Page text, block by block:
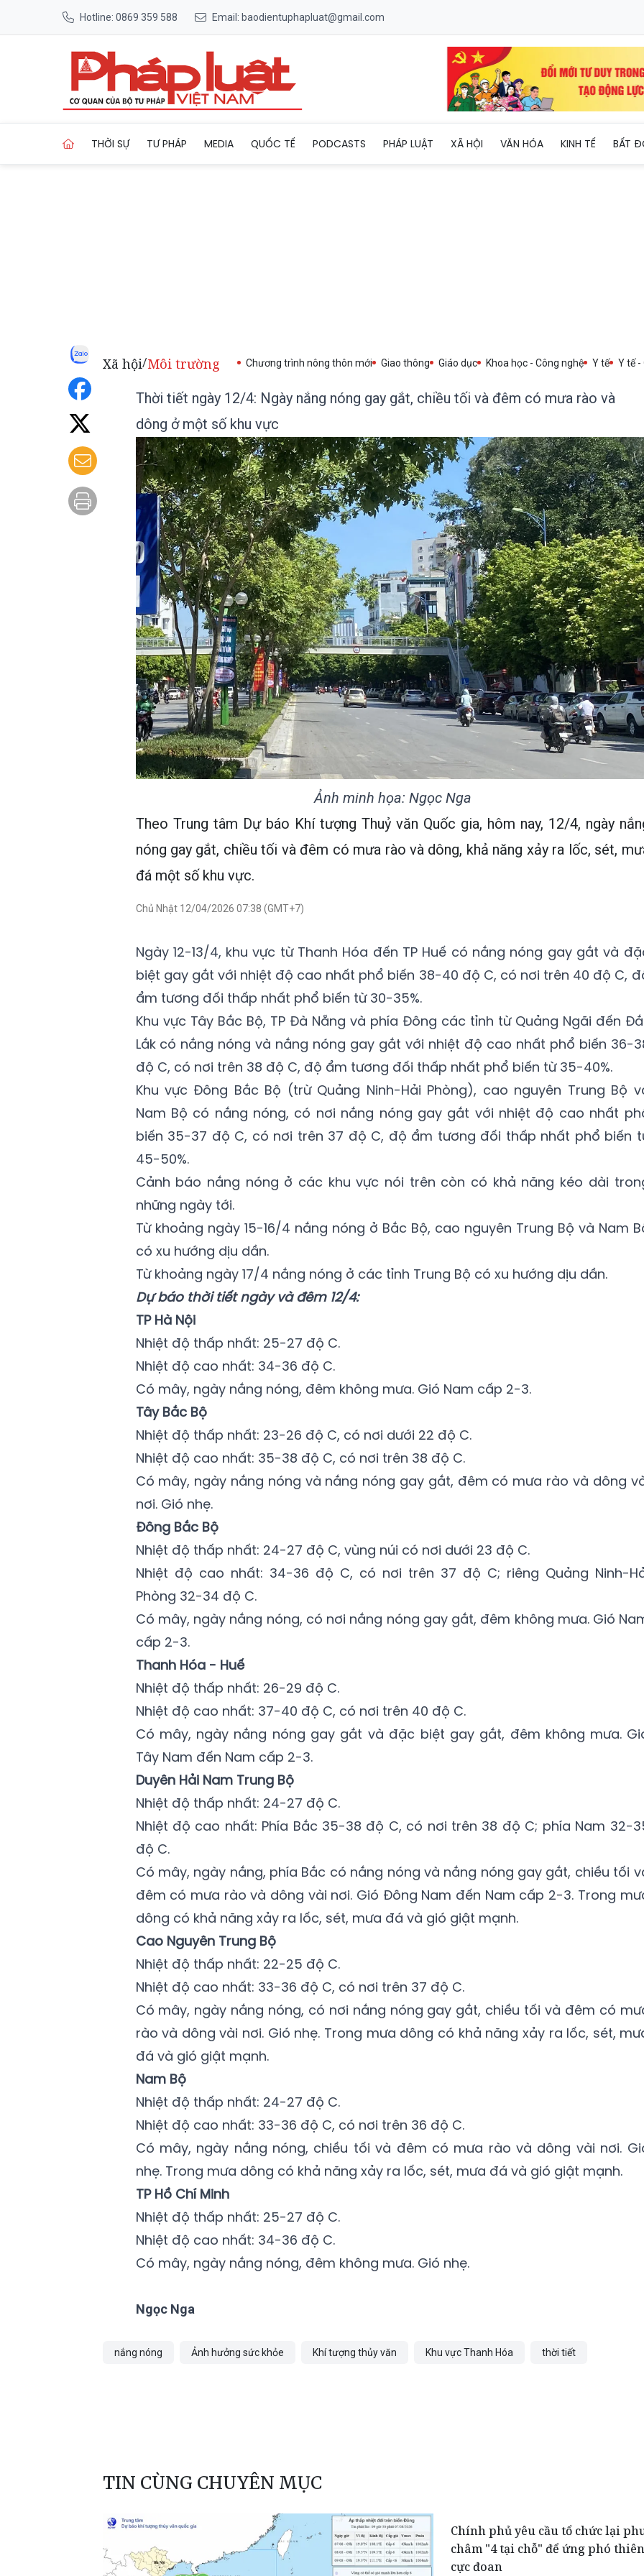
Hotline: 0869 359 588 Email: baodientuphapluat@gmail.com
THỜI SỰ TƯ PHÁP MEDIA QUỐC TẾ PODCASTS PHÁP LUẬT XÃ HỘI VĂN HÓA KINH TẾ BẤT
Xã hội/Môi trường Chương trình nông thôn mới Giao thông Giáo dục Khoa học - Công nghệ Y tế Y tế -
Thời tiết ngày 12/4: Ngày nắng nóng gay gắt, chiều tối và đêm có mưa rào và
dông ở một số khu vực
Ảnh minh họa: Ngọc Nga
Theo Trung tâm Dự báo Khí tượng Thuỷ văn Quốc gia, hôm nay, 12/4, ngày
nóng gay gắt, chiều tối và đêm có mưa rào và dông, khả năng xảy ra lốc, sét,
đá một số khu vực.
Chủ Nhật 12/04/2026 07:38 (GMT+7)
Ngày 12-13/4, khu vực từ Thanh Hóa đến TP Huế có nắng nóng gay gắt và
biệt gay gắt với nhiệt độ cao nhất phổ biến 38-40 độ C, có nơi trên 40 độ C,
ẩm tương đối thấp nhất phổ biến từ 30-35%.
Khu vực Tây Bắc Bộ, TP Đà Nẵng và phía Đông các tỉnh từ Quảng Ngãi đến
Lắk có nắng nóng và nắng nóng gay gắt với nhiệt độ cao nhất phổ biến 36-
độ C, có nơi trên 38 độ C, độ ẩm tương đối thấp nhất phổ biến từ 35-40%.
Khu vực Đông Bắc Bộ (trừ Quảng Ninh-Hải Phòng), cao nguyên Trung Bộ
Nam Bộ có nắng nóng, có nơi nắng nóng gay gắt với nhiệt độ cao nhất
biến 35-37 độ C, có nơi trên 37 độ C, độ ẩm tương đối thấp nhất phổ biến
45-50%.
Cảnh báo nắng nóng ở các khu vực nói trên còn có khả năng kéo dài
những ngày tới.
Từ khoảng ngày 15-16/4 nắng nóng ở Bắc Bộ, cao nguyên Trung Bộ và Nam
có xu hướng dịu dần.
Từ khoảng ngày 17/4 nắng nóng ở các tỉnh Trung Bộ có xu hướng dịu dần.
Dự báo thời tiết ngày và đêm 12/4:
TP Hà Nội
Nhiệt độ thấp nhất: 25-27 độ C.
Nhiệt độ cao nhất: 34-36 độ C.
Có mây, ngày nắng nóng, đêm không mưa. Gió Nam cấp 2-3.
Tây Bắc Bộ
Nhiệt độ thấp nhất: 23-26 độ C, có nơi dưới 22 độ C.
Nhiệt độ cao nhất: 35-38 độ C, có nơi trên 38 độ C.
Có mây, ngày nắng nóng và nắng nóng gay gắt, đêm có mưa rào và dông
nơi. Gió nhẹ.
Đông Bắc Bộ
Nhiệt độ thấp nhất: 24-27 độ C, vùng núi có nơi dưới 23 độ C.
Nhiệt độ cao nhất: 34-36 độ C, có nơi trên 37 độ C; riêng Quảng Ninh-
Phòng 32-34 độ C.
Có mây, ngày nắng nóng, có nơi nắng nóng gay gắt, đêm không mưa. Gió
cấp 2-3.
Thanh Hóa - Huế
Nhiệt độ thấp nhất: 26-29 độ C.
Nhiệt độ cao nhất: 37-40 độ C, có nơi trên 40 độ C.
Có mây, ngày nắng nóng gay gắt và đặc biệt gay gắt, đêm không mưa.
Tây Nam đến Nam cấp 2-3.
Duyên Hải Nam Trung Bộ
Nhiệt độ thấp nhất: 24-27 độ C.
Nhiệt độ cao nhất: Phía Bắc 35-38 độ C, có nơi trên 38 độ C; phía Nam 32-
độ C.
Có mây, ngày nắng, phía Bắc có nắng nóng và nắng nóng gay gắt, chiều tối
đêm có mưa rào và dông vài nơi. Gió Đông Nam đến Nam cấp 2-3. Trong
dông có khả năng xảy ra lốc, sét, mưa đá và gió giật mạnh.
Cao Nguyên Trung Bộ
Nhiệt độ thấp nhất: 22-25 độ C.
Nhiệt độ cao nhất: 33-36 độ C, có nơi trên 37 độ C.
Có mây, ngày nắng nóng, có nơi nắng nóng gay gắt, chiều tối và đêm có
rào và dông vài nơi. Gió nhẹ. Trong mưa dông có khả năng xảy ra lốc, sét,
đá và gió giật mạnh.
Nam Bộ
Nhiệt độ thấp nhất: 24-27 độ C.
Nhiệt độ cao nhất: 33-36 độ C, có nơi trên 36 độ C.
Có mây, ngày nắng nóng, chiều tối và đêm có mưa rào và dông vài nơi.
nhẹ. Trong mưa dông có khả năng xảy ra lốc, sét, mưa đá và gió giật mạnh.
TP Hồ Chí Minh
Nhiệt độ thấp nhất: 25-27 độ C.
Nhiệt độ cao nhất: 34-36 độ C.
Có mây, ngày nắng nóng, đêm không mưa. Gió nhẹ.
Ngọc Nga
nắng nóng Ảnh hưởng sức khỏe Khí tượng thủy văn Khu vực Thanh Hóa thời tiết
TIN CÙNG CHUYÊN MỤC
Chính phủ yêu cầu tổ chức lại
châm "4 tại chỗ" để ứng phó
cực đoan